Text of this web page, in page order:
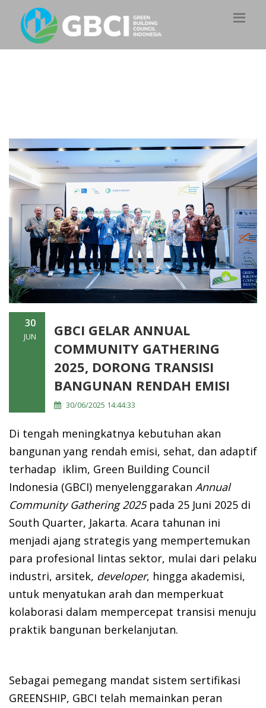
30
JUN
GBCI GELAR ANNUAL
COMMUNITY GATHERING
2025, DORONG TRANSISI
BANGUNAN RENDAH EMISI
30/06/2025 14:44:33
Di tengah meningkatnya kebutuhan akan
bangunan yang rendah emisi, sehat, dan adaptif
terhadap iklim, Green Building Council
Indonesia (GBCI) menyelenggarakan Annual
Community Gathering 2025pada 25 Juni 2025 di
South Quarter, Jakarta. Acara tahunan ini
menjadi ajang strategis yang mempertemukan
para profesional lintas sektor, mulai dari pelaku
industri, arsitek, developer, hingga akademisi,
untuk menyatukan arah dan memperkuat
kolaborasi dalam mempercepat transisi menuju
praktik bangunan berkelanjutan.
Sebagai pemegang mandat sistem sertifikasi
GREENSHIP, GBCI telah memainkan peran